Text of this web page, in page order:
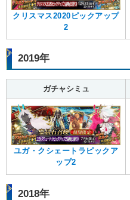
クリスマス2020ピックアップ
2
2019年
ガチャシミュ
ユガ・クシェートラピックア
ップ2
2018年